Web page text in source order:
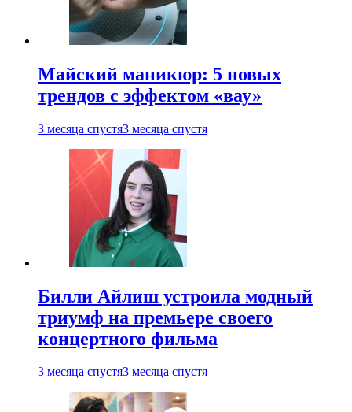
Майский маникюр: 5 новых
трендов с эффектом «вау»
3 месяца спустя3 месяца спустя
Билли Айлиш устроила модный
триумф на премьере своего
концертного фильма
3 месяца спустя3 месяца спустя